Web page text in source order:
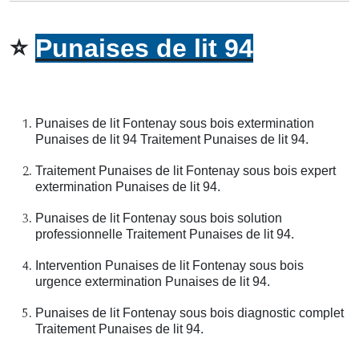
⭐ Punaises de lit 94
Punaises de lit Fontenay sous bois extermination
Punaises de lit 94 Traitement Punaises de lit 94.
Traitement Punaises de lit Fontenay sous bois expert
extermination Punaises de lit 94.
Punaises de lit Fontenay sous bois solution
professionnelle Traitement Punaises de lit 94.
Intervention Punaises de lit Fontenay sous bois
urgence extermination Punaises de lit 94.
Punaises de lit Fontenay sous bois diagnostic complet
Traitement Punaises de lit 94.